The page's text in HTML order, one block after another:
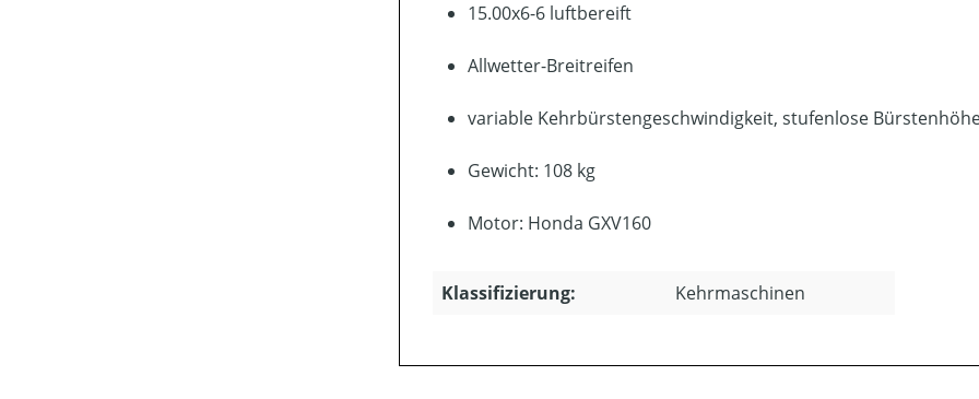
15.00x6-6 luftbereift
Allwetter-Breitreifen
variable Kehrbürstengeschwindigkeit, stufenlose
Gewicht: 108 kg
Motor: Honda GXV160
Klassifizierung: Kehrmaschinen